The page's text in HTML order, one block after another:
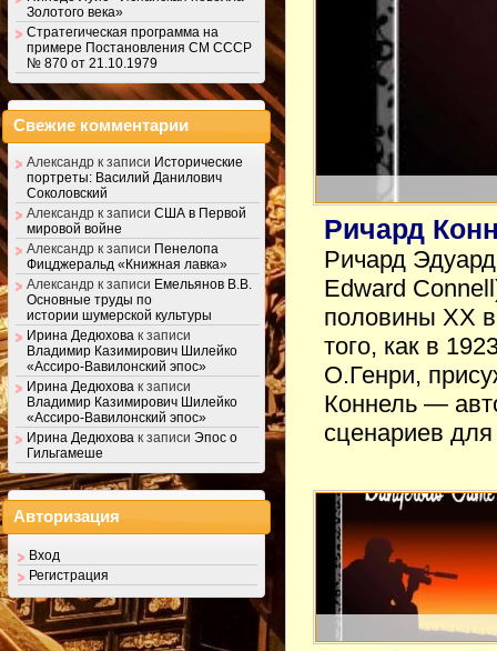
Ричард
Ричард
Edward
половины XX
того, как в
О.Генри,
Коннель —
сценариев
Золотого века»
Стратегическая программа на
примере Постановления СМ СССР
№ 870 от 21.10.1979
Свежие комментарии
Александр к записи Исторические
портреты: Василий Данилович
Соколовский
Александр к записи США в Первой
мировой войне
Александр к записи Пенелопа
Фицджеральд «Книжная лавка»
Александр к записи Емельянов В.В.
Основные труды по
истории шумерской культуры
Ирина Дедюхова к записи
Владимир Казимирович Шилейко
«Ассиро-Вавилонский эпос»
Ирина Дедюхова к записи
Владимир Казимирович Шилейко
«Ассиро-Вавилонский эпос»
Ирина Дедюхова к записи Эпос о
Гильгамеше
Авторизация
Вход
Регистрация